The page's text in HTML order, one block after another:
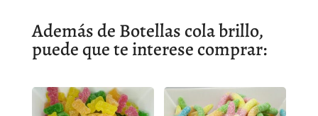
Además de Botellas cola brillo,
puede que te interese comprar: